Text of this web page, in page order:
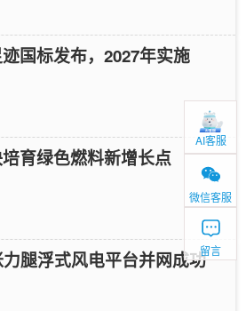
国标发布，2027年实施
育绿色燃料新增长点
腿浮式风电平台并网成功
AI客服
微信客服
留言